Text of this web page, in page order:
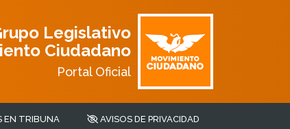
Legislativo
Ciudadano
Portal Oficial
EN TRIBUNA AVISOS DE PRIVACIDAD